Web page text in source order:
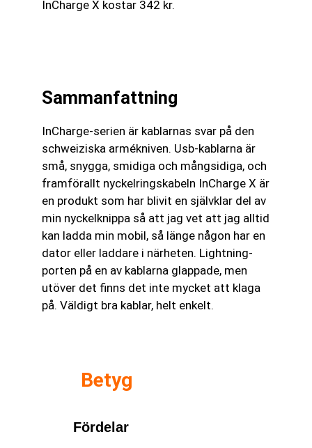
InCharge X kostar 342 kr.
Sammanfattning
InCharge-serien är kablarnas svar på den
schweiziska armékniven. Usb-kablarna är
små, snygga, smidiga och mångsidiga, och
framförallt nyckelringskabeln InCharge X är
en produkt som har blivit en självklar del av
min nyckelknippa så att jag vet att jag alltid
kan ladda min mobil, så länge någon har en
dator eller laddare i närheten. Lightning-
porten på en av kablarna glappade, men
utöver det finns det inte mycket att klaga
på. Väldigt bra kablar, helt enkelt.
Betyg
Fördelar